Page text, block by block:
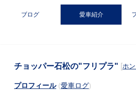
ブログ 愛車紹介
チョッパー石松の"フリプラ" [ホ
プロフィール(愛車ログ)